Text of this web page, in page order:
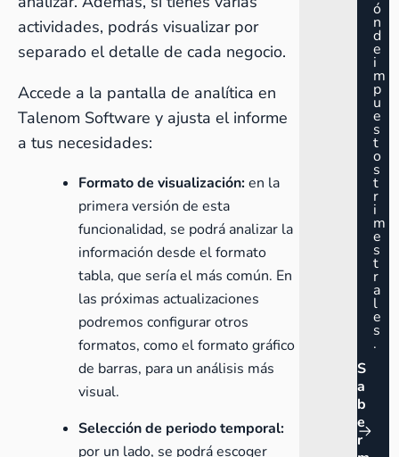
actividades, podrás visualizar por
separado el detalle de cada negocio.
Accede a la pantalla de analítica en
Talenom Software y ajusta el informe
a tus necesidades:
Formato de visualización:en la
primera versión de esta
funcionalidad, se podrá analizar la
información desde el formato
tabla, que sería el más común. En
las próximas actualizaciones
podremos configurar otros
formatos, como el formato gráfico
de barras, para un análisis más
visual.
Selección de periodo temporal:
por un lado, se podrá escoger
ó
n
d
e
i
m
p
u
e
s
t
o
s
t
r
i
m
e
s
t
r
a
l
e
s
.
S
a
b
e
r